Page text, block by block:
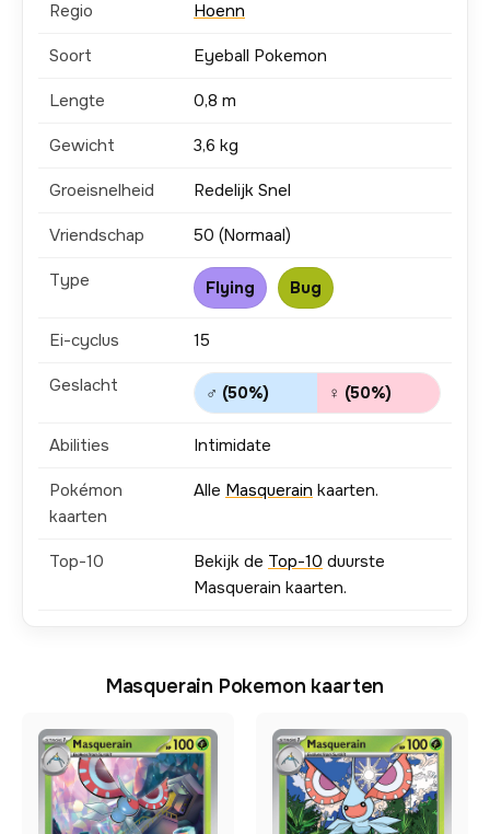
Regio Hoenn
Soort Eyeball Pokemon
Lengte 0,8 m
Gewicht 3,6 kg
Groeisnelheid Redelijk Snel
Vriendschap 50 (Normaal)
Type Flying Bug
Ei-cyclus 15
Geslacht ♂ (50%) ♀ (50%)
Abilities Intimidate
Pokémon
kaarten
Alle Masquerain kaarten.
Top-10 Bekijk de Top-10 duurste
Masquerain kaarten.
Masquerain Pokemon kaarten